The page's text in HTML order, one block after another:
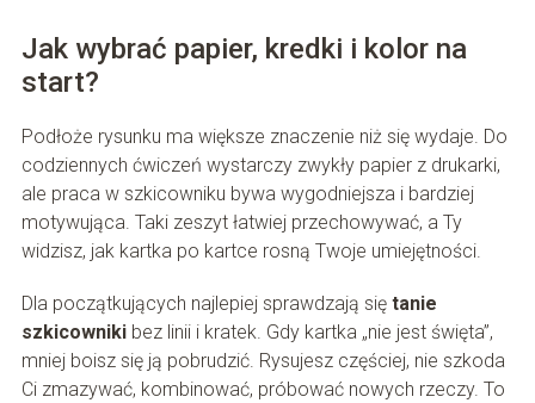
Jak wybrać papier, kredki i kolor na
start?
Podłoże rysunku ma większe znaczenie niż się wydaje. Do
codziennych ćwiczeń wystarczy zwykły papier z drukarki,
ale praca w szkicowniku bywa wygodniejsza i bardziej
motywująca. Taki zeszyt łatwiej przechowywać, a Ty
widzisz, jak kartka po kartce rosną Twoje umiejętności.
Dla początkujących najlepiej sprawdzają się tanie
szkicownikibez linii i kratek. Gdy kartka „nie jest święta”,
mniej boisz się ją pobrudzić. Rysujesz częściej, nie szkoda
Ci zmazywać, kombinować, próbować nowych rzeczy. To